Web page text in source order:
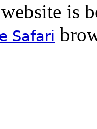
is
Safari